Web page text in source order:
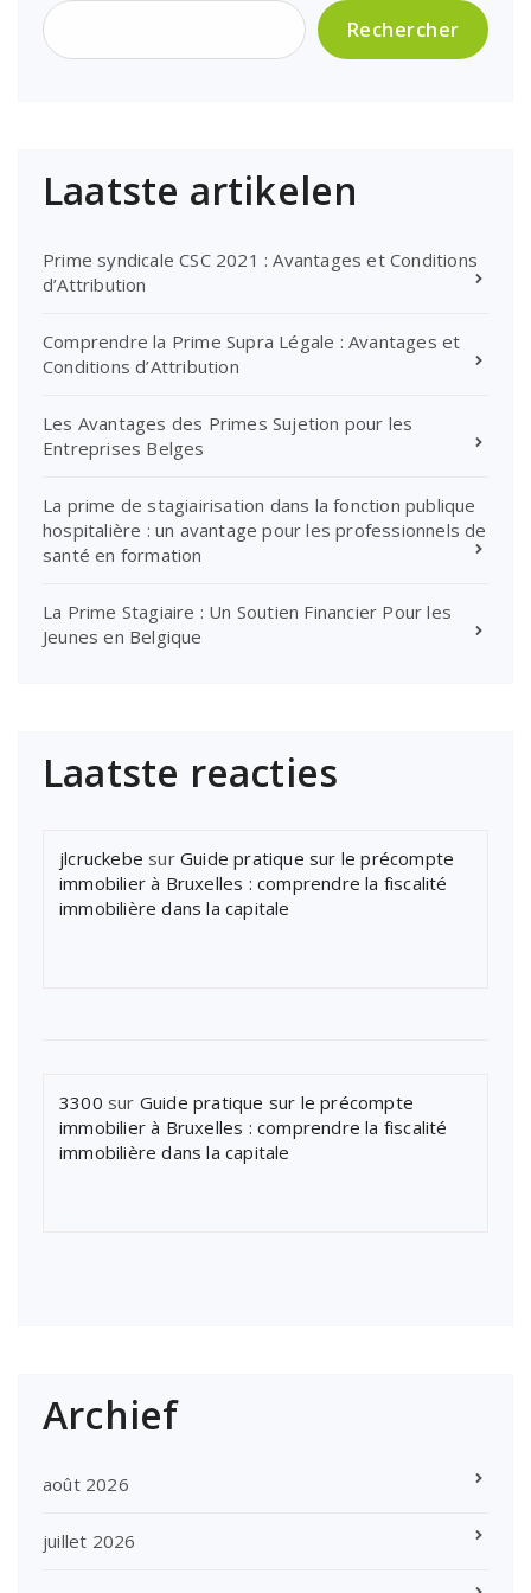
Rechercher
Laatste artikelen
Prime syndicale CSC 2021 : Avantages et Conditions
d’Attribution
Comprendre la Prime Supra Légale : Avantages et
Conditions d’Attribution
Les Avantages des Primes Sujetion pour les
Entreprises Belges
La prime de stagiairisation dans la fonction publique
hospitalière : un avantage pour les professionnels de
santé en formation
La Prime Stagiaire : Un Soutien Financier Pour les
Jeunes en Belgique
Laatste reacties
jlcruckebe sur Guide pratique sur le précompte
immobilier à Bruxelles : comprendre la fiscalité
immobilière dans la capitale
3300 sur Guide pratique sur le précompte
immobilier à Bruxelles : comprendre la fiscalité
immobilière dans la capitale
Archief
août 2026
juillet 2026